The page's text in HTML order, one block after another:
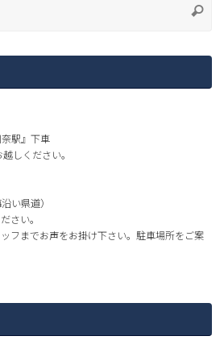
駅』下車
しください。
い県道）
さい。
フまでお声をお掛け下さい。駐車場所をご案